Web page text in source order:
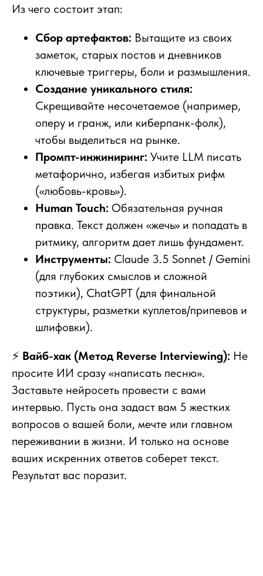
Из чего состоит этап:
Сбор артефактов: Вытащите из своих
заметок, старых постов и дневников
ключевые триггеры, боли и размышления.
Создание уникального стиля:
Скрещивайте несочетаемое (например,
оперу и гранж, или киберпанк-фолк),
чтобы выделиться на рынке.
Промпт-инжиниринг: Учите LLM писать
метафорично, избегая избитых рифм
(«любовь-кровь»).
Human Touch: Обязательная ручная
правка. Текст должен «жечь» и попадать в
ритмику, алгоритм дает лишь фундамент.
Инструменты: Claude 3.5 Sonnet / Gemini
(для глубоких смыслов и сложной
поэтики), ChatGPT (для финальной
структуры, разметки куплетов/припевов и
шлифовки).
⚡ Вайб-хак (Метод Reverse Interviewing): Не
просите ИИ сразу «написать песню».
Заставьте нейросеть провести с вами
интервью. Пусть она задаст вам 5 жестких
вопросов о вашей боли, мечте или главном
переживании в жизни. И только на основе
ваших искренних ответов соберет текст.
Результат вас поразит.